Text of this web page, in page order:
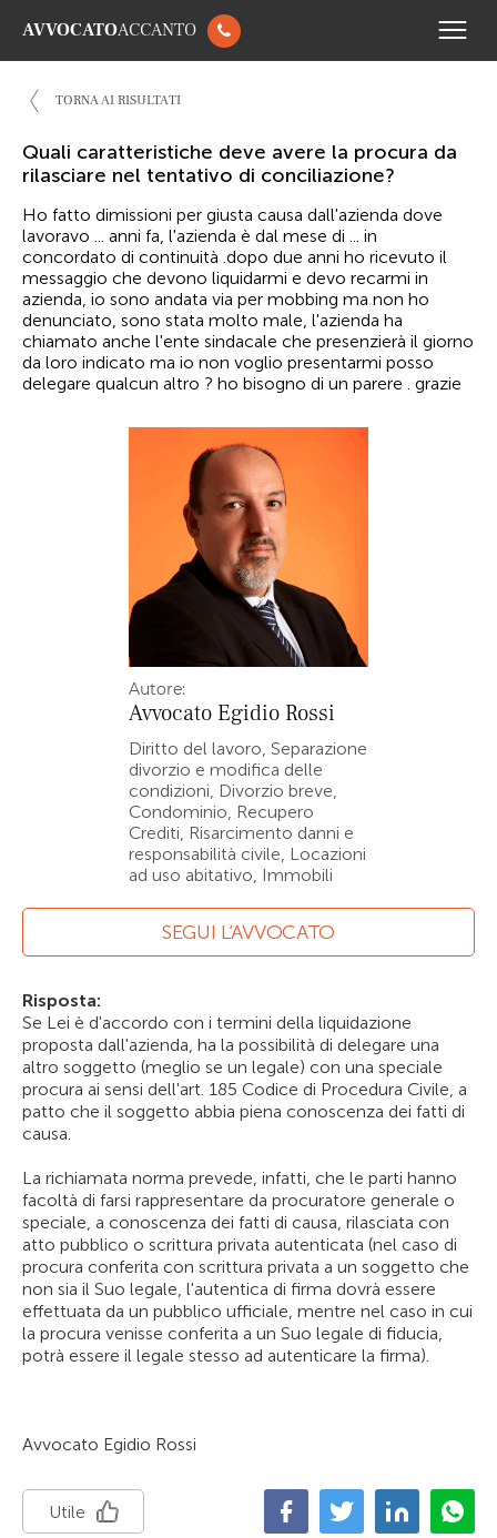
AVVOCATOACCANTO
TORNA AI RISULTATI
Quali caratteristiche deve avere la procura da
rilasciare nel tentativo di conciliazione?
Ho fatto dimissioni per giusta causa dall'azienda dove
lavoravo ... anni fa, l'azienda è dal mese di ... in
concordato di continuità .dopo due anni ho ricevuto il
messaggio che devono liquidarmi e devo recarmi in
azienda, io sono andata via per mobbing ma non ho
denunciato, sono stata molto male, l'azienda ha
chiamato anche l'ente sindacale che presenzierà il giorno
da loro indicato ma io non voglio presentarmi posso
delegare qualcun altro ? ho bisogno di un parere . grazie
Autore:
Avvocato Egidio Rossi
Diritto del lavoro, Separazione
divorzio e modifica delle
condizioni, Divorzio breve,
Condominio, Recupero
Crediti, Risarcimento danni e
responsabilità civile, Locazioni
ad uso abitativo, Immobili
SEGUI L’AVVOCATO
Risposta:
Se Lei è d'accordo con i termini della liquidazione
proposta dall'azienda, ha la possibilità di delegare una
altro soggetto (meglio se un legale) con una speciale
procura ai sensi dell'art. 185 Codice di Procedura Civile, a
patto che il soggetto abbia piena conoscenza dei fatti di
causa.
La richiamata norma prevede, infatti, che le parti hanno
facoltà di farsi rappresentare da procuratore generale o
speciale, a conoscenza dei fatti di causa, rilasciata con
atto pubblico o scrittura privata autenticata (nel caso di
procura conferita con scrittura privata a un soggetto che
non sia il Suo legale, l'autentica di firma dovrà essere
effettuata da un pubblico ufficiale, mentre nel caso in cui
la procura venisse conferita a un Suo legale di fiducia,
potrà essere il legale stesso ad autenticare la firma).
Avvocato Egidio Rossi
Utile